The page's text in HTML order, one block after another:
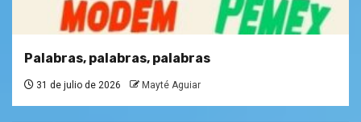
Palabras, palabras, palabras
31 de julio de 2026 Mayté Aguiar